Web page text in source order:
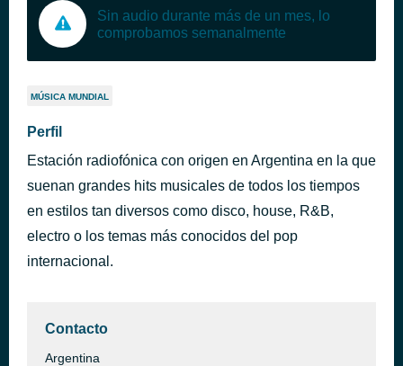
Sin audio durante más de un mes, lo
comprobamos semanalmente
MÚSICA MUNDIAL
Perfil
Estación radiofónica con origen en Argentina en la que
suenan grandes hits musicales de todos los tiempos
en estilos tan diversos como disco, house, R&B,
electro o los temas más conocidos del pop
internacional.
Contacto
Argentina